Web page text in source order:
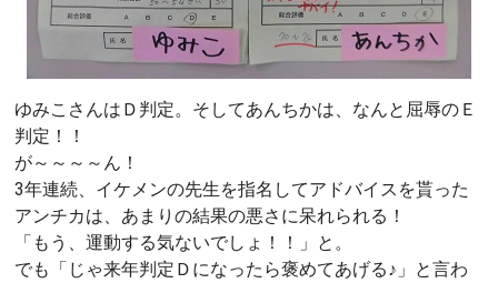
ゆみこさんはＤ判定。そしてあんちかは、なんと屈辱のＥ
判定！！
が～～～～ん！
3年連続、イケメンの先生を指名してアドバイスを貰った
アンチカは、あまりの結果の悪さに呆れられる！
「もう、運動する気ないでしょ！！」と。
でも「じゃ来年判定Ｄになったら褒めてあげる♪」と言わ